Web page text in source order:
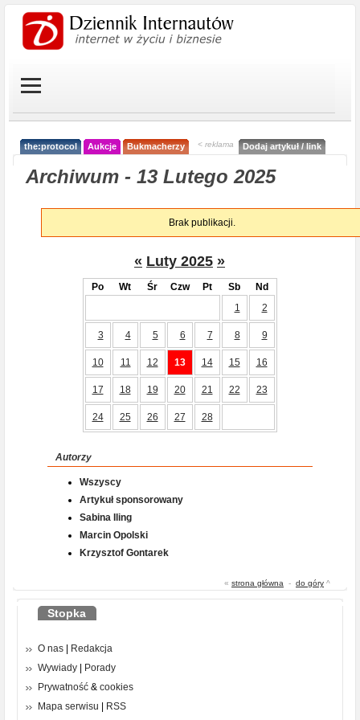
the:protocol Aukcje Bukmacherzy < reklama Dodaj artykuł / link
Archiwum - 13 Lutego 2025
Brak publikacji.
« Luty 2025 »
Po Wt Śr Czw Pt Sb
Nd
1
2
3 4 5 6 7 8 9
10 11 12 13 14 15 16
17 18 19 20 21 22 23
24 25 26 27 28
Autorzy
Wszyscy
Artykuł sponsorowany
Sabina Iling
Marcin Opolski
Krzysztof Gontarek
« strona główna - do góry ^
Stopka
O nas
Redakcja
Wywiady
Porady
Prywatność & cookies
Mapa serwisu
RSS